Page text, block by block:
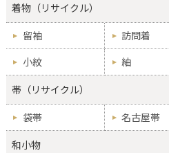
着物（リサイクル）
留袖
訪問着
小紋
紬
帯（リサイクル）
袋帯
名古屋帯
和小物